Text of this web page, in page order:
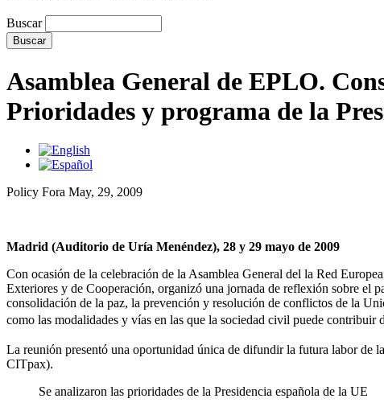
Buscar
Asamblea General de EPLO.
Prioridades y programa de la
Policy Fora May, 29, 2009
Madrid (Auditorio de Uría Menéndez), 28 y 29 mayo de 2009
Con ocasión de la celebración de la Asamblea General del la Red
Exteriores y de Cooperación, organizó una jornada de reflexión sobre el
consolidación de la paz, la prevención y resolución de conflictos de la
como las modalidades y vías en las que la sociedad civil puede contribuir
La reunión presentó una oportunidad única de difundir la futura labor de
CITpax).
Se analizaron las prioridades de la Presidencia española de la UE